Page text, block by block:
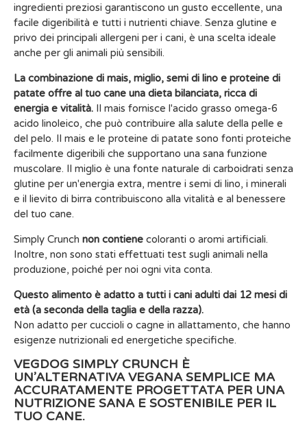
ingredienti preziosi garantiscono un gusto eccellente, una
facile digeribilità e tutti i nutrienti chiave. Senza glutine e
privo dei principali allergeni per i cani, è una scelta ideale
anche per gli animali più sensibili.
La combinazione di mais, miglio, semi di lino e proteine di
patate offre al tuo cane una dieta bilanciata, ricca di
energia e vitalità. Il mais fornisce l'acido grasso omega-6
acido linoleico, che può contribuire alla salute della pelle e
del pelo. Il mais e le proteine di patate sono fonti proteiche
facilmente digeribili che supportano una sana funzione
muscolare. Il miglio è una fonte naturale di carboidrati senza
glutine per un'energia extra, mentre i semi di lino, i minerali
e il lievito di birra contribuiscono alla vitalità e al benessere
del tuo cane.
Simply Crunch non contiene coloranti o aromi artificiali.
Inoltre, non sono stati effettuati test sugli animali nella
produzione, poiché per noi ogni vita conta.
Questo alimento è adatto a tutti i cani adulti dai 12 mesi di
età (a seconda della taglia e della razza).
Non adatto per cuccioli o cagne in allattamento, che hanno
esigenze nutrizionali ed energetiche specifiche.
VEGDOG SIMPLY CRUNCH È
UN’ALTERNATIVA VEGANA SEMPLICE MA
ACCURATAMENTE PROGETTATA PER UNA
NUTRIZIONE SANA E SOSTENIBILE PER IL
TUO CANE.